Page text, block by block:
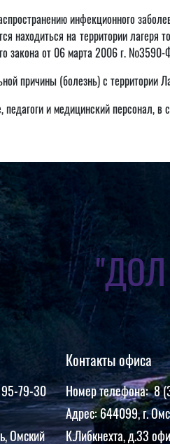
инфекционного
находиться на территории
закона от 06 марта 2006 г.
причины (болезнь) с территории
педагоги и медицинский персонал,
"ДОЛ
79-30
Омский
Контакты офиса
Номер телефона: 8
Адрес: 644099, г.
К.Либкнехта, д.33